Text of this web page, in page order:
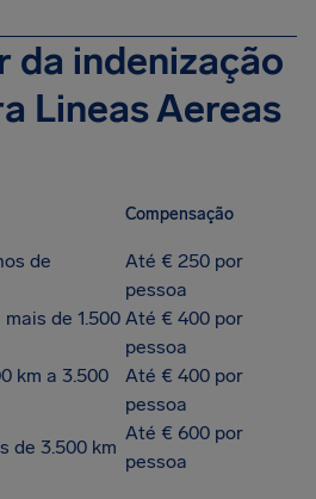
da indenização
Lineas Aereas
Compensação
de
Até € 250 por
pessoa
de 1.500 Até € 400 por
pessoa
km a 3.500
Até € 400 por
pessoa
de 3.500 km
Até € 600 por
pessoa